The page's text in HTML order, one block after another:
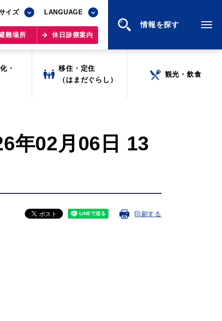
イズ LANGUAGE
難場所 休日診療案内
情報を探す
イズ LANGUAGE
難場所 休日診療案内
情報を探す
・
移住・定住
（はまだぐらし）
観光・飲食
・
移住・定住
（はまだぐらし）
観光・飲食
年02月06日 13
印刷する